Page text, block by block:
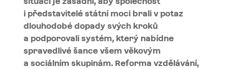
i představitelé státní moci brali v potaz
dlouhodobé dopady svých kroků
a podporovali systém, který nabídne
spravedlivé šance všem věkovým
a sociálním skupinám. Reforma vzdělávání,